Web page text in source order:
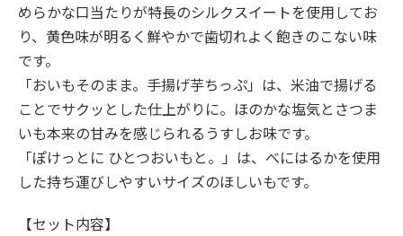
めらかな口当たりが特長のシルクスイートを使用してお
り、黄色味が明るく鮮やかで歯切れよく飽きのこない味
です。
「おいもそのまま。手揚げ芋ちっぷ」は、米油で揚げる
ことでサクッとした仕上がりに。ほのかな塩気とさつま
いも本来の甘みを感じられるうすしお味です。
「ぽけっとに ひとつおいもと。」は、べにはるかを使用
した持ち運びしやすいサイズのほしいもです。
【セット内容】